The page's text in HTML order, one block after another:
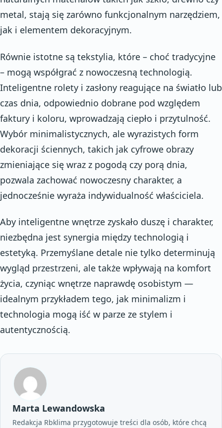
metal, stają się zarówno funkcjonalnym narzędziem,
jak i elementem dekoracyjnym.
Równie istotne są tekstylia, które – choć tradycyjne
– mogą współgrać z nowoczesną technologią.
Inteligentne rolety i zasłony reagujące na światło lub
czas dnia, odpowiednio dobrane pod względem
faktury i koloru, wprowadzają ciepło i przytulność.
Wybór minimalistycznych, ale wyrazistych form
dekoracji ściennych, takich jak cyfrowe obrazy
zmieniające się wraz z pogodą czy porą dnia,
pozwala zachować nowoczesny charakter, a
jednocześnie wyraża indywidualność właściciela.
Aby inteligentne wnętrze zyskało duszę i charakter,
niezbędna jest synergia między technologią i
estetyką. Przemyślane detale nie tylko determinują
wygląd przestrzeni, ale także wpływają na komfort
życia, czyniąc wnętrze naprawdę osobistym —
idealnym przykładem tego, jak minimalizm i
technologia mogą iść w parze ze stylem i
autentycznością.
Marta Lewandowska
Redakcja Rbklima przygotowuje treści dla osób, które chcą